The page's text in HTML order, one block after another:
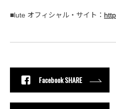
■lute オフィシャル・サイト：
Facebook SHARE